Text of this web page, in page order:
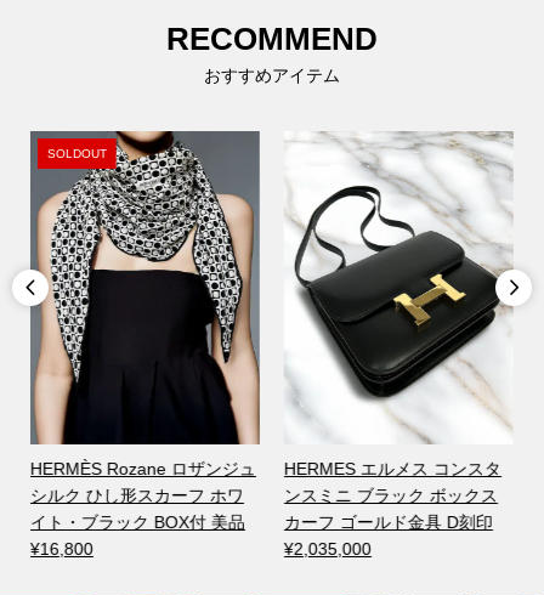
RECOMMEND
おすすめアイテム

SOLDOUT
HERMÈS Rozane ロザンジュ
シルク ひし形スカーフ ホワ
イト・ブラック BOX付 美品
¥16,800
HERMES エルメス コンスタ
ンスミニ ブラック ボックス
カーフ ゴールド金具 D刻印
¥2,035,000
